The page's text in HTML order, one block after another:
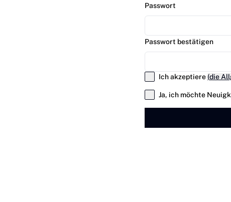
Passwort
Passwort bestätigen
Ich akzeptiere (die
Ja, ich möchte